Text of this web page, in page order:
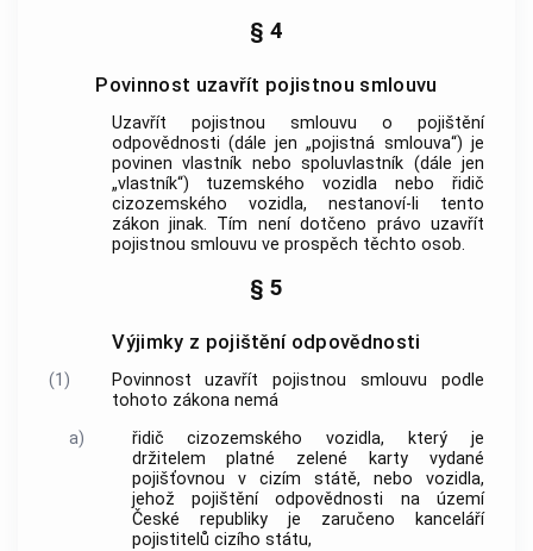
§ 4
Povinnost uzavřít pojistnou smlouvu
Uzavřít pojistnou smlouvu o pojištění
odpovědnosti (dále jen „pojistná smlouva“) je
povinen vlastník nebo spoluvlastník (dále jen
„vlastník“) tuzemského vozidla nebo řidič
cizozemského vozidla, nestanoví-li tento
zákon jinak. Tím není dotčeno právo uzavřít
pojistnou smlouvu ve prospěch těchto osob.
§ 5
Výjimky z pojištění odpovědnosti
(1)
Povinnost uzavřít pojistnou smlouvu podle
tohoto zákona nemá
a)
řidič cizozemského vozidla, který je
držitelem platné zelené karty vydané
pojišťovnou v cizím státě, nebo vozidla,
jehož pojištění odpovědnosti na území
České republiky je zaručeno kanceláří
pojistitelů cizího státu,